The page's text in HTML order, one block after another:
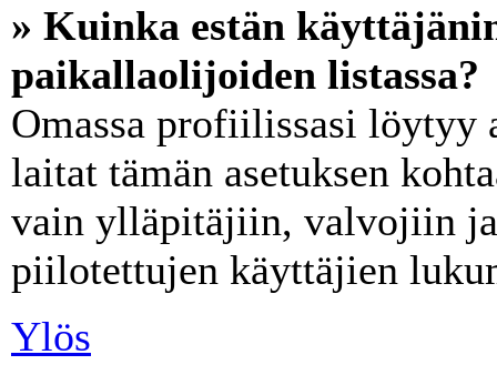
» Kuinka estän
paikallaolijoiden listassa?
Omassa profiilissasi löytyy
laitat tämän asetuksen
vain ylläpitäjiin, valvojiin
piilotettujen käyttäjien
Ylös